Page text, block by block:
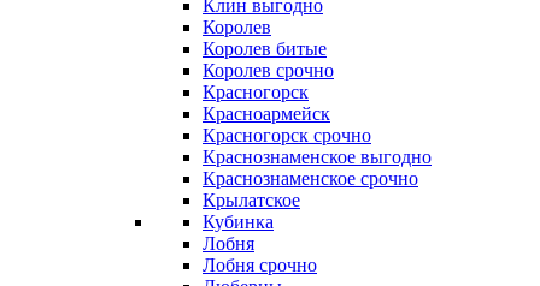
Клин выгодно
Королев
Королев битые
Королев срочно
Красногорск
Красноармейск
Красногорск срочно
Краснознаменское выгодно
Краснознаменское срочно
Крылатское
Кубинка
Лобня
Лобня срочно